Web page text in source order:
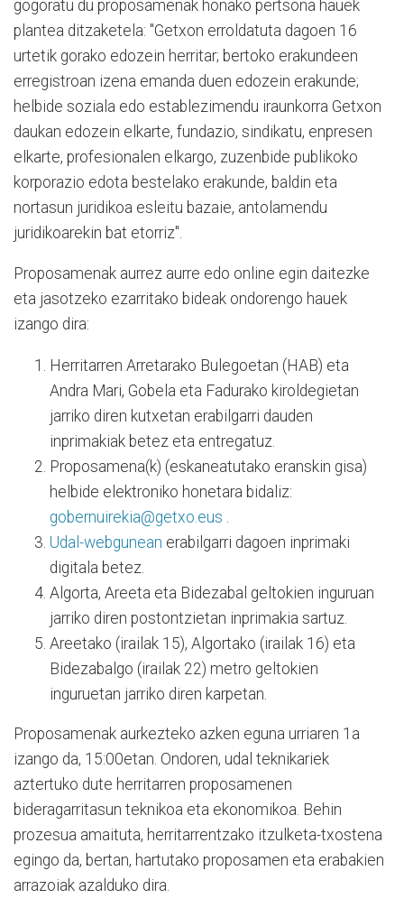
gogoratu du proposamenak honako pertsona hauek
plantea ditzaketela: "Getxon erroldatuta dagoen 16
urtetik gorako edozein herritar; bertoko erakundeen
erregistroan izena emanda duen edozein erakunde;
helbide soziala edo establezimendu iraunkorra Getxon
daukan edozein elkarte, fundazio, sindikatu, enpresen
elkarte, profesionalen elkargo, zuzenbide publikoko
korporazio edota bestelako erakunde, baldin eta
nortasun juridikoa esleitu bazaie, antolamendu
juridikoarekin bat etorriz".
Proposamenak aurrez aurre edo online egin daitezke
eta jasotzeko ezarritako bideak ondorengo hauek
izango dira:
Herritarren Arretarako Bulegoetan (HAB) eta
Andra Mari, Gobela eta Fadurako kiroldegietan
jarriko diren kutxetan erabilgarri dauden
inprimakiak betez eta entregatuz.
Proposamena(k) (eskaneatutako eranskin gisa)
helbide elektroniko honetara bidaliz:
gobernuirekia@getxo.eus .
Udal-webgunean erabilgarri dagoen inprimaki
digitala betez.
Algorta, Areeta eta Bidezabal geltokien inguruan
jarriko diren postontzietan inprimakia sartuz.
Areetako (irailak 15), Algortako (irailak 16) eta
Bidezabalgo (irailak 22) metro geltokien
inguruetan jarriko diren karpetan.
Proposamenak aurkezteko azken eguna urriaren 1a
izango da, 15:00etan. Ondoren, udal teknikariek
aztertuko dute herritarren proposamenen
bideragarritasun teknikoa eta ekonomikoa. Behin
prozesua amaituta, herritarrentzako itzulketa-txostena
egingo da, bertan, hartutako proposamen eta erabakien
arrazoiak azalduko dira.